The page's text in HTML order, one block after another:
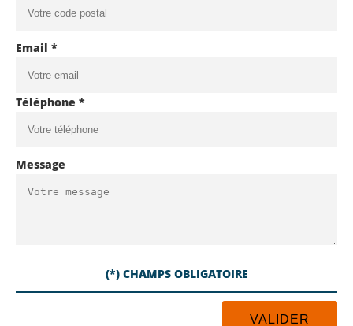
Email *
Téléphone *
Message
(*) CHAMPS OBLIGATOIRE